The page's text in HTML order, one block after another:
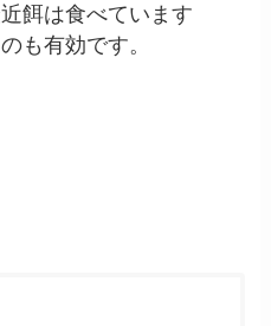
餌は食べています
も有効です。